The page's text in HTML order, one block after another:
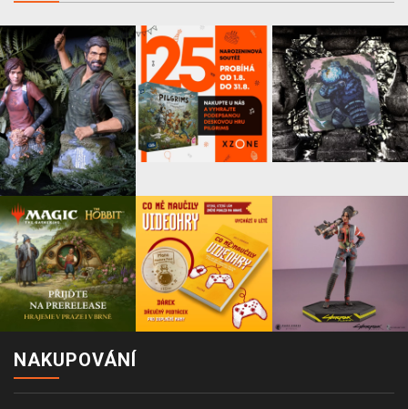
NAKUPOVÁNÍ